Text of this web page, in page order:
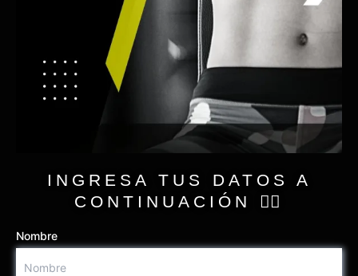
INGRESA TUS DATOS A
CONTINUACIÓN 👇🏻
Nombre